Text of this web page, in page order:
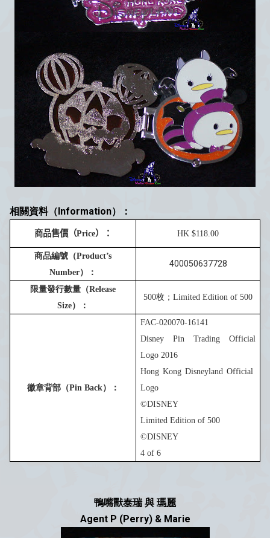
相關資料（Information）：
商品售價（Price）： HK $118 .00
商品編號（Product’s
Number）：
400050637728
限量發行數量（Release
Size）：
500枚； Limited Edition of 500
徽章背部（Pin Back）：
FAC-020070-16141
Disney Pin Trading Official
Logo 2016
Hong Kong Disneyland Official
Logo
©DISNEY
Limited Edition of500
©DISNEY
4 of 6
鴨嘴獸泰瑞與 瑪麗
Agent P (Perry) & Marie